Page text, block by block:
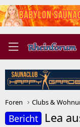
Foren Clubs &
Bericht Lea